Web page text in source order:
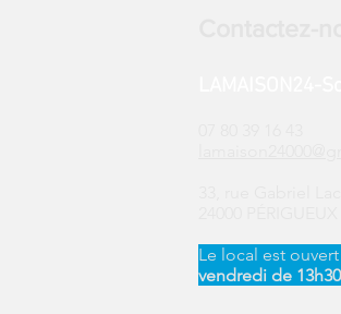
Le local est ouvert ​
vendredi de